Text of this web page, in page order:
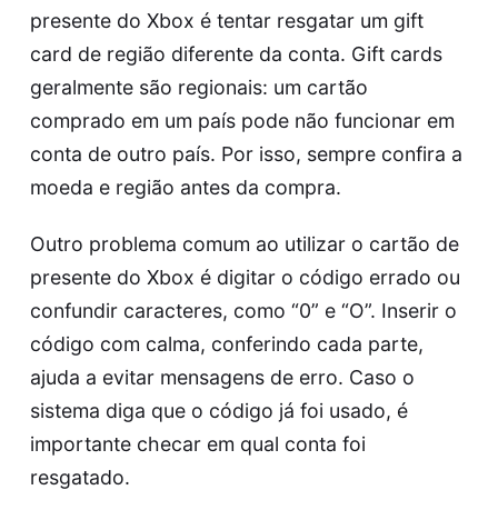
presente do Xbox é tentar resgatar um gift
card de região diferente da conta. Gift cards
geralmente são regionais: um cartão
comprado em um país pode não funcionar em
conta de outro país. Por isso, sempre confira a
moeda e região antes da compra.
Outro problema comum ao utilizar o cartão de
presente do Xbox é digitar o código errado ou
confundir caracteres, como “0” e “O”. Inserir o
código com calma, conferindo cada parte,
ajuda a evitar mensagens de erro. Caso o
sistema diga que o código já foi usado, é
importante checar em qual conta foi
resgatado.